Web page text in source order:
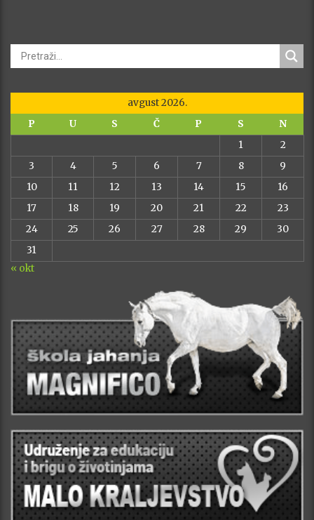
avgust 2026.
P
U S Č P S
N
1
2
3
4 5 6 7 8
9
10
11 12 13 14 15
16
17
18 19 20 21 22
23
24
25 26 27 28 29
30
31
« okt